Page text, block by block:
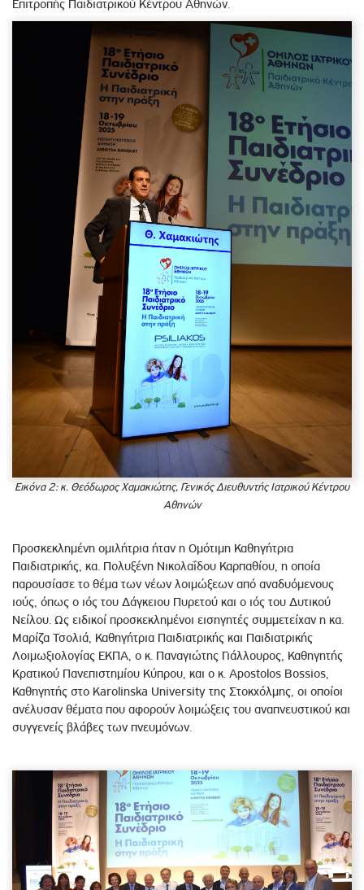
Επιτροπής Παιδιατρικού Κέντρου Αθηνών.
Εικόνα 2: κ. Θεόδωρος Χαμακιώτης, Γενικός Διευθυντής Ιατρικού Κέντρου
Αθηνών
Προσκεκλημένη ομιλήτρια ήταν η Ομότιμη Καθηγήτρια
Παιδιατρικής, κα. Πολυξένη Νικολαΐδου Καρπαθίου, η οποία
παρουσίασε το θέμα των νέων λοιμώξεων από αναδυόμενους
ιούς, όπως ο ιός του Δάγκειου Πυρετού και ο ιός του Δυτικού
Νείλου. Ως ειδικοί προσκεκλημένοι εισηγητές συμμετείχαν η κα.
Μαρίζα Τσολιά, Καθηγήτρια Παιδιατρικής και Παιδιατρικής
Λοιμωξιολογίας ΕΚΠΑ, ο κ. Παναγιώτης Γιάλλουρος, Καθηγητής
Κρατικού Πανεπιστημίου Κύπρου, και ο κ. Apostolos Bossios,
Καθηγητής στο Karolinska University της Στοκχόλμης, οι οποίοι
ανέλυσαν θέματα που αφορούν λοιμώξεις του αναπνευστικού και
συγγενείς βλάβες των πνευμόνων.